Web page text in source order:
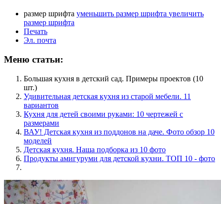
размер шрифта уменьшить размер шрифта увеличить
размер шрифта
Печать
Эл. почта
Меню статьи:
Большая кухня в детский сад. Примеры проектов (10
шт.)
Удивительная детская кухня из старой мебели. 11
вариантов
Кухня для детей своими руками: 10 чертежей с
размерами
ВАУ! Детская кухня из поддонов на даче. Фото обзор 10
моделей
Детская кухня. Наша подборка из 10 фото
Продукты амигуруми для детской кухни. ТОП 10 - фото